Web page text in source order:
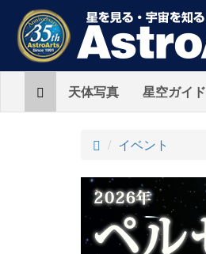
Home天体写真 星空ガイド
ト
プ
イベント